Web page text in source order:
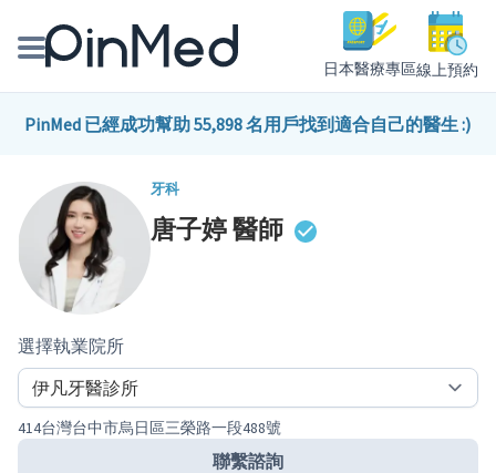
日本醫療專區線上預約
線上預約醫師、院所
醫師專欄專訪
健康主題館
PinMed 已經成功幫助 55,898 名用戶找到適合自己的醫生 :)
牙科
唐子婷醫師
選擇執業院所
414台灣台中市烏日區三榮路一段488號
聯繫諮詢